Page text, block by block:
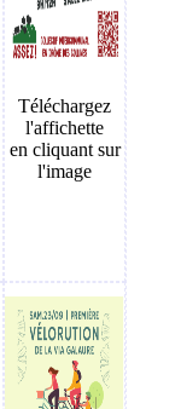
Téléchargez
l'affichette
en cliquant sur
l'image